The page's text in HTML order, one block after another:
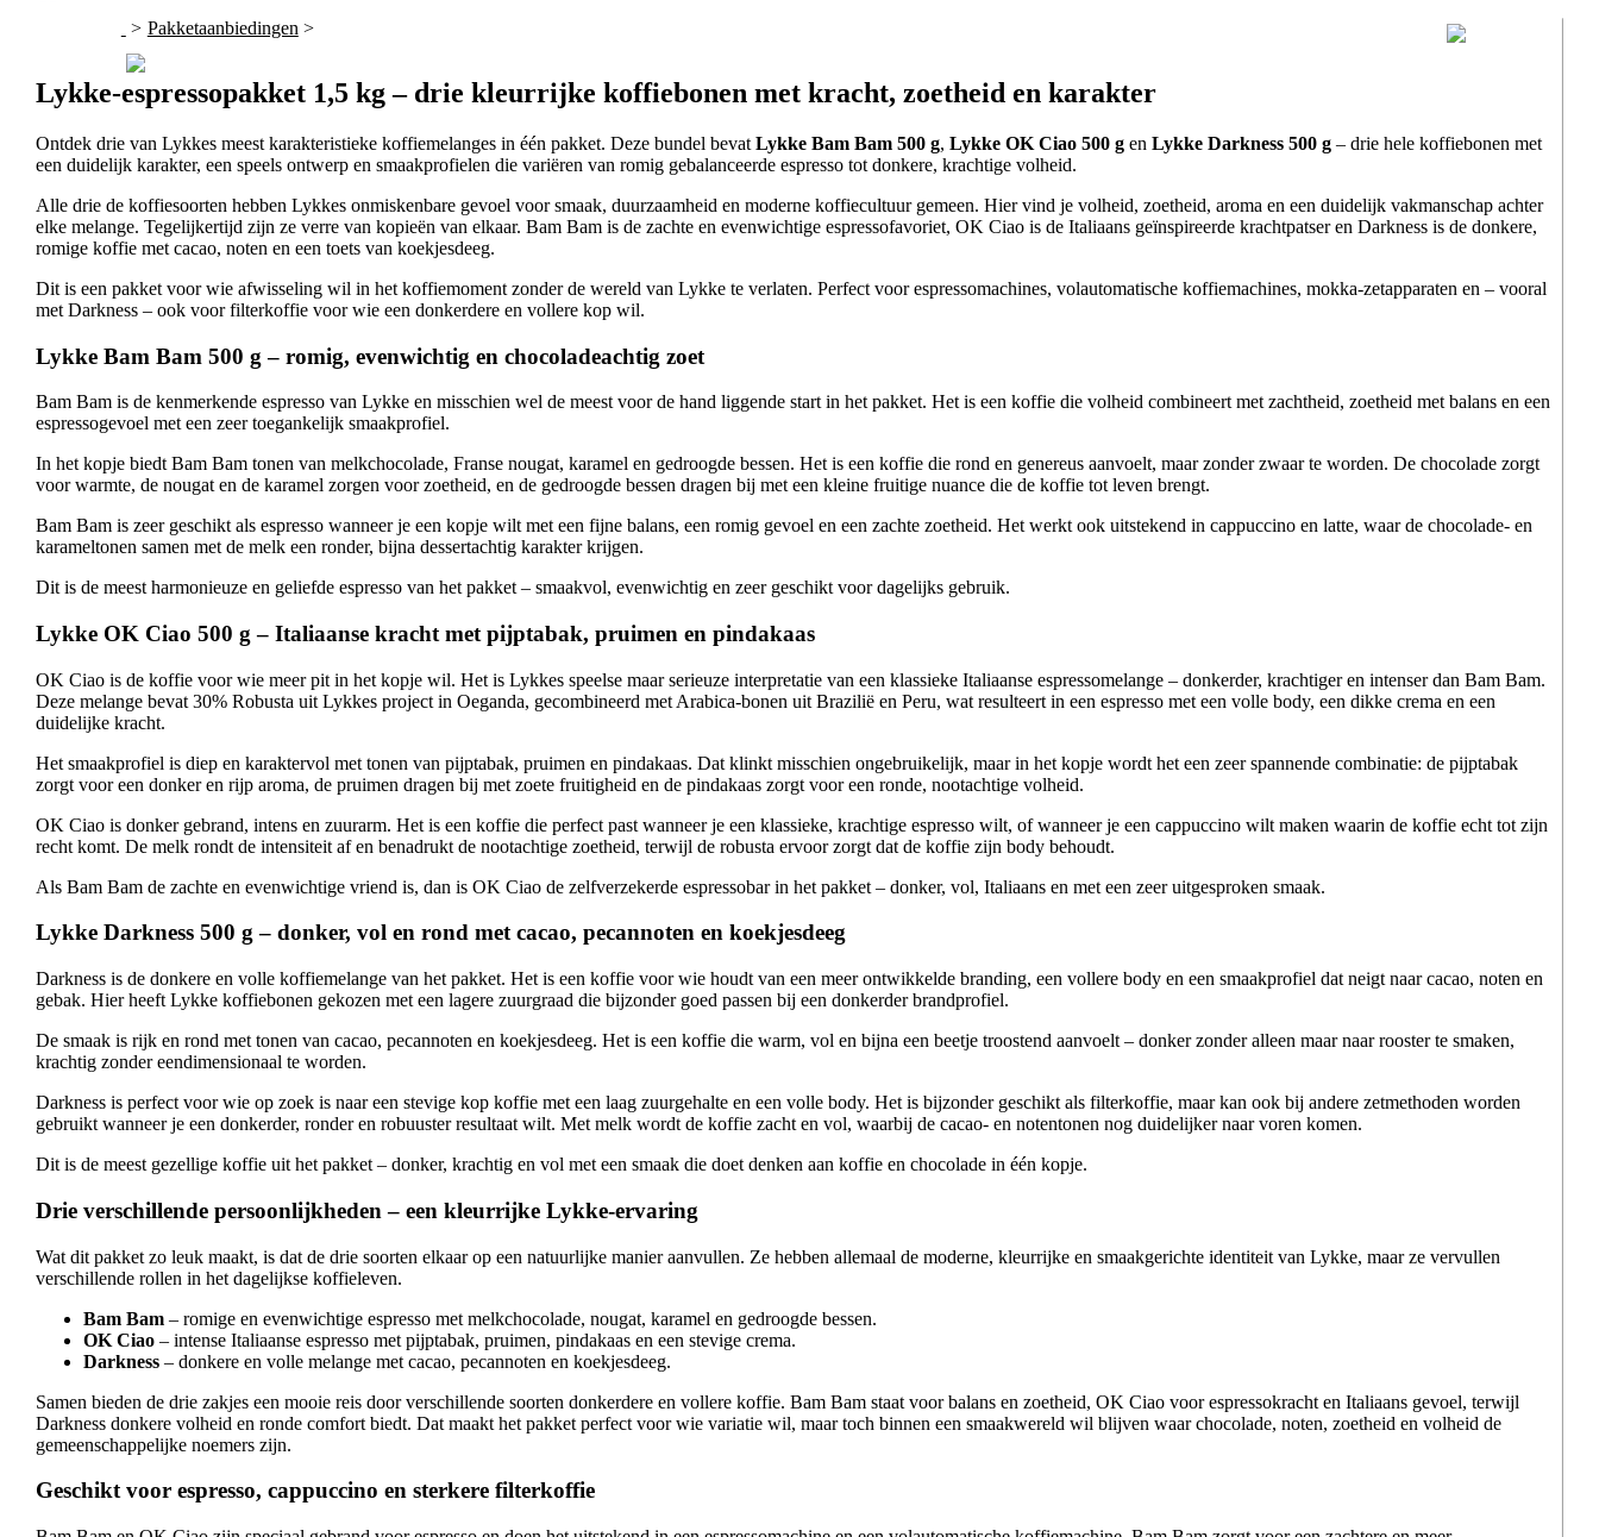
> Pakketaanbiedingen >
Lykke-espressopakket 1,5 kg – drie kleurrijke koffiebonen met kracht, zoetheid en karakter
Ontdek drie van Lykkes meest karakteristieke koffiemelanges in één pakket. Deze bundel bevat Lykke Bam Bam 500 g, Lykke OK Ciao 500 gen Lykke Darkness 500 g– drie hele koffiebonen met
een duidelijk karakter, een speels ontwerp en smaakprofielen die variëren van romig gebalanceerde espresso tot donkere, krachtige volheid.
Alle drie de koffiesoorten hebben Lykkes onmiskenbare gevoel voor smaak, duurzaamheid en moderne koffiecultuur gemeen. Hier vind je volheid, zoetheid, aroma en een duidelijk vakmanschap achter
elke melange. Tegelijkertijd zijn ze verre van kopieën van elkaar. Bam Bam is de zachte en evenwichtige espressofavoriet, OK Ciao is de Italiaans geïnspireerde krachtpatser en Darkness is de donkere,
romige koffie met cacao, noten en een toets van koekjesdeeg.
Dit is een pakket voor wie afwisseling wil in het koffiemoment zonder de wereld van Lykke te verlaten. Perfect voor espressomachines, volautomatische koffiemachines, mokka-zetapparaten en – vooral
met Darkness – ook voor filterkoffie voor wie een donkerdere en vollere kop wil.
Lykke Bam Bam 500 g – romig, evenwichtig en chocoladeachtig zoet
Bam Bam is de kenmerkende espresso van Lykke en misschien wel de meest voor de hand liggende start in het pakket. Het is een koffie die volheid combineert met zachtheid, zoetheid met balans en een
espressogevoel met een zeer toegankelijk smaakprofiel.
In het kopje biedt Bam Bam tonen van melkchocolade, Franse nougat, karamel en gedroogde bessen. Het is een koffie die rond en genereus aanvoelt, maar zonder zwaar te worden. De chocolade zorgt
voor warmte, de nougat en de karamel zorgen voor zoetheid, en de gedroogde bessen dragen bij met een kleine fruitige nuance die de koffie tot leven brengt.
Bam Bam is zeer geschikt als espresso wanneer je een kopje wilt met een fijne balans, een romig gevoel en een zachte zoetheid. Het werkt ook uitstekend in cappuccino en latte, waar de chocolade- en
karameltonen samen met de melk een ronder, bijna dessertachtig karakter krijgen.
Dit is de meest harmonieuze en geliefde espresso van het pakket – smaakvol, evenwichtig en zeer geschikt voor dagelijks gebruik.
Lykke OK Ciao 500 g – Italiaanse kracht met pijptabak, pruimen en pindakaas
OK Ciao is de koffie voor wie meer pit in het kopje wil. Het is Lykkes speelse maar serieuze interpretatie van een klassieke Italiaanse espressomelange – donkerder, krachtiger en intenser dan Bam Bam.
Deze melange bevat 30% Robusta uit Lykkes project in Oeganda, gecombineerd met Arabica-bonen uit Brazilië en Peru, wat resulteert in een espresso met een volle body, een dikke crema en een
duidelijke kracht.
Het smaakprofiel is diep en karaktervol met tonen van pijptabak, pruimen en pindakaas. Dat klinkt misschien ongebruikelijk, maar in het kopje wordt het een zeer spannende combinatie: de pijptabak
zorgt voor een donker en rijp aroma, de pruimen dragen bij met zoete fruitigheid en de pindakaas zorgt voor een ronde, nootachtige volheid.
OK Ciao is donker gebrand, intens en zuurarm. Het is een koffie die perfect past wanneer je een klassieke, krachtige espresso wilt, of wanneer je een cappuccino wilt maken waarin de koffie echt tot zijn
recht komt. De melk rondt de intensiteit af en benadrukt de nootachtige zoetheid, terwijl de robusta ervoor zorgt dat de koffie zijn body behoudt.
Als Bam Bam de zachte en evenwichtige vriend is, dan is OK Ciao de zelfverzekerde espressobar in het pakket – donker, vol, Italiaans en met een zeer uitgesproken smaak.
Lykke Darkness 500 g – donker, vol en rond met cacao, pecannoten en koekjesdeeg
Darkness is de donkere en volle koffiemelange van het pakket. Het is een koffie voor wie houdt van een meer ontwikkelde branding, een vollere body en een smaakprofiel dat neigt naar cacao, noten en
gebak. Hier heeft Lykke koffiebonen gekozen met een lagere zuurgraad die bijzonder goed passen bij een donkerder brandprofiel.
De smaak is rijk en rond met tonen van cacao, pecannoten en koekjesdeeg. Het is een koffie die warm, vol en bijna een beetje troostend aanvoelt – donker zonder alleen maar naar rooster te smaken,
krachtig zonder eendimensionaal te worden.
Darkness is perfect voor wie op zoek is naar een stevige kop koffie met een laag zuurgehalte en een volle body. Het is bijzonder geschikt als filterkoffie, maar kan ook bij andere zetmethoden worden
gebruikt wanneer je een donkerder, ronder en robuuster resultaat wilt. Met melk wordt de koffie zacht en vol, waarbij de cacao- en notentonen nog duidelijker naar voren komen.
Dit is de meest gezellige koffie uit het pakket – donker, krachtig en vol met een smaak die doet denken aan koffie en chocolade in één kopje.
Drie verschillende persoonlijkheden – een kleurrijke Lykke-ervaring
Wat dit pakket zo leuk maakt, is dat de drie soorten elkaar op een natuurlijke manier aanvullen. Ze hebben allemaal de moderne, kleurrijke en smaakgerichte identiteit van Lykke, maar ze vervullen
verschillende rollen in het dagelijkse koffieleven.
Bam Bam– romige en evenwichtige espresso met melkchocolade, nougat, karamel en gedroogde bessen.
OK Ciao– intense Italiaanse espresso met pijptabak, pruimen, pindakaas en een stevige crema.
Darkness– donkere en volle melange met cacao, pecannoten en koekjesdeeg.
Samen bieden de drie zakjes een mooie reis door verschillende soorten donkerdere en vollere koffie. Bam Bam staat voor balans en zoetheid, OK Ciao voor espressokracht en Italiaans gevoel, terwijl
Darkness donkere volheid en ronde comfort biedt. Dat maakt het pakket perfect voor wie variatie wil, maar toch binnen een smaakwereld wil blijven waar chocolade, noten, zoetheid en volheid de
gemeenschappelijke noemers zijn.
Geschikt voor espresso, cappuccino en sterkere filterkoffie